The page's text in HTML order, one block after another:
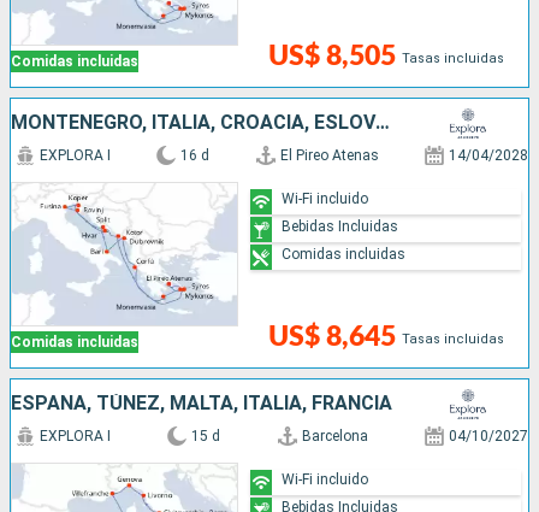
Comidas incluidas US$ 8,505 Tasas incluidas
MONTENEGRO, ITALIA, CROACIA, ESLOVENIA, GRECIA
Comidas incluidas
EXPLORA I 16 d El Pireo Atenas 14/04/2028
US$ 8,645 Tasas incluidas
Wi-Fi incluido
Bebidas Incluidas
Comidas incluidas
ESPAÑA, TÚNEZ, MALTA, ITALIA, FRANCIA
EXPLORA I 15 d Barcelona 04/10/2027
Wi-Fi incluido
Bebidas Incluidas